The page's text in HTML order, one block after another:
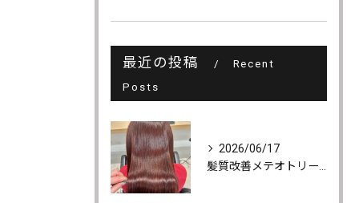
最近の投稿
Recent
Posts
2026/06/17